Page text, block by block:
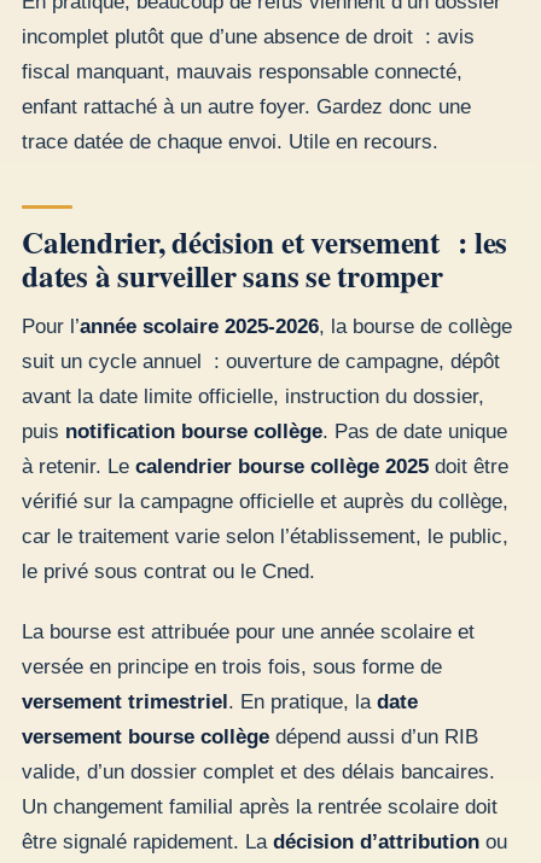
incomplet plutôt que d’une absence de droit : avis
fiscal manquant, mauvais responsable connecté,
enfant rattaché à un autre foyer. Gardez donc une
trace datée de chaque envoi. Utile en recours.
Calendrier, décision et versement : les
dates à surveiller sans se tromper
Pour l’année scolaire 2025-2026, la bourse de collège
suit un cycle annuel : ouverture de campagne, dépôt
avant la date limite officielle, instruction du dossier,
puis notification bourse collège. Pas de date unique
à retenir. Le calendrier bourse collège 2025 doit être
vérifié sur la campagne officielle et auprès du collège,
car le traitement varie selon l’établissement, le public,
le privé sous contrat ou le Cned.
La bourse est attribuée pour une année scolaire et
versée en principe en trois fois, sous forme de
versement trimestriel. En pratique, la date
versement bourse collège dépend aussi d’un RIB
valide, d’un dossier complet et des délais bancaires.
Un changement familial après la rentrée scolaire doit
être signalé rapidement. La décision d’attribution ou